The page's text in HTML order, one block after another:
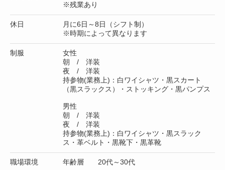
※残業あり
休日
月に6日～8日（シフト制）
※時期によって異なります
制服
女性
朝 / 洋装
夜 / 洋装
持参物(業務上)：白ワイシャツ・黒スカート
（黒スラックス）・ストッキング・黒パンプス
男性
朝 / 洋装
夜 / 洋装
持参物(業務上)：白ワイシャツ・黒スラック
ス・革ベルト・黒靴下・黒革靴
職場環境 年齢層 20代～30代